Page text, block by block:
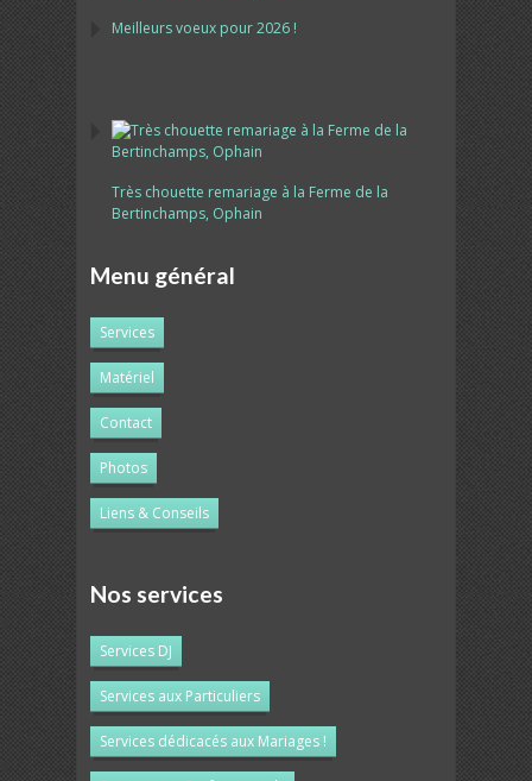
Meilleurs voeux pour 2026 !
Très chouette remariage à la Ferme de la
Bertinchamps, Ophain
Menu général
Services
Matériel
Contact
Photos
Liens & Conseils
Nos services
Services DJ
Services aux Particuliers
Services dédicacés aux Mariages !